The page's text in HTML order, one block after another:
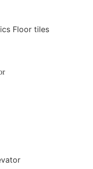
Floor tiles